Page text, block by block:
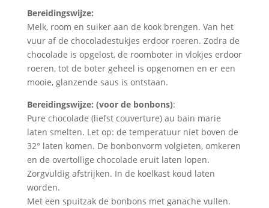
Bereidingswijze:
Melk, room en suiker aan de kook brengen. Van het
vuur af de chocoladestukjes erdoor roeren. Zodra de
chocolade is opgelost, de roomboter in vlokjes erdoor
roeren, tot de boter geheel is opgenomen en er een
mooie, glanzende saus is ontstaan.
Bereidingswijze: (voor de bonbons):
Pure chocolade (liefst couverture) au bain marie
laten smelten. Let op: de temperatuur niet boven de
32° laten komen. De bonbonvorm volgieten, omkeren
en de overtollige chocolade eruit laten lopen.
Zorgvuldig afstrijken. In de koelkast koud laten
worden.
Met een spuitzak de bonbons met ganache vullen.